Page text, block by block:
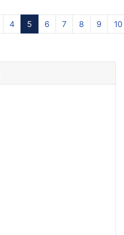
4 5 6 7 8 9 10